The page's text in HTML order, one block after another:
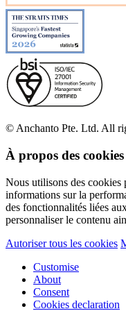
© Anchanto Pte. Ltd. All
À propos des
Nous utilisons des cookies
informations sur la
des fonctionnalités liées
personnaliser le contenu
Autoriser tous les cookies
Customise
About
Consent
Cookies declaration